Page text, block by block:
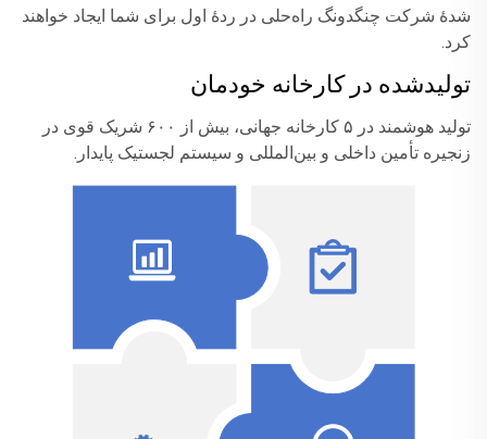
شدهٔ شرکت چنگدونگ راه‌حلی در ردهٔ اول برای شما ایجاد خواهند
کرد.
تولیدشده در کارخانه خودمان
تولید هوشمند در ۵ کارخانه جهانی، بیش از ۶۰۰ شریک قوی در
زنجیره تأمین داخلی و بین‌المللی و سیستم لجستیک پایدار.